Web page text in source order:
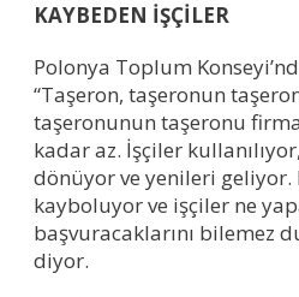
KAYBEDEN İŞÇİLER
Polonya Toplum
“Taşeron, taşeronun
taşeronunun taşeronu
kadar az. İşçiler
dönüyor ve yenileri
kayboluyor ve işçiler ne
başvuracaklarını bilemez
diyor.